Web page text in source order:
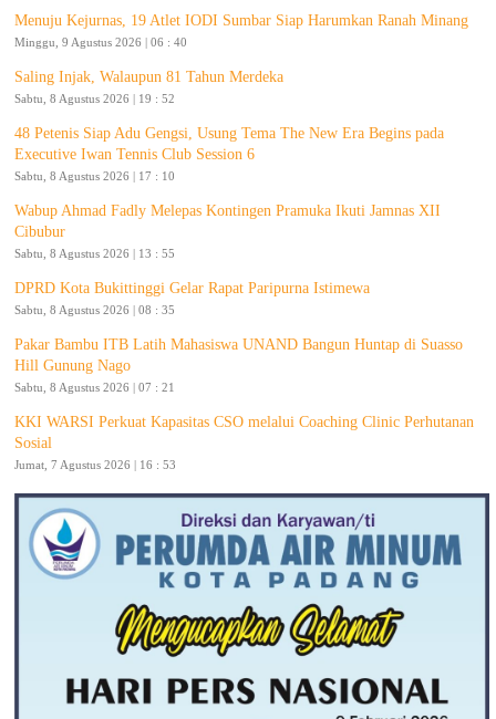
Menuju Kejurnas, 19 Atlet IODI Sumbar Siap Harumkan Ranah Minang
Minggu, 9 Agustus 2026 | 06 : 40
Saling Injak, Walaupun 81 Tahun Merdeka
Sabtu, 8 Agustus 2026 | 19 : 52
48 Petenis Siap Adu Gengsi, Usung Tema The New Era Begins pada
Executive Iwan Tennis Club Session 6
Sabtu, 8 Agustus 2026 | 17 : 10
Wabup Ahmad Fadly Melepas Kontingen Pramuka Ikuti Jamnas XII
Cibubur
Sabtu, 8 Agustus 2026 | 13 : 55
DPRD Kota Bukittinggi Gelar Rapat Paripurna Istimewa
Sabtu, 8 Agustus 2026 | 08 : 35
Pakar Bambu ITB Latih Mahasiswa UNAND Bangun Huntap di Suasso
Hill Gunung Nago
Sabtu, 8 Agustus 2026 | 07 : 21
KKI WARSI Perkuat Kapasitas CSO melalui Coaching Clinic Perhutanan
Sosial
Jumat, 7 Agustus 2026 | 16 : 53